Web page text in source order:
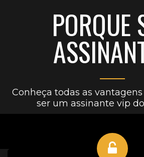
PORQUE
Conheça todas as
ser um assinante vip